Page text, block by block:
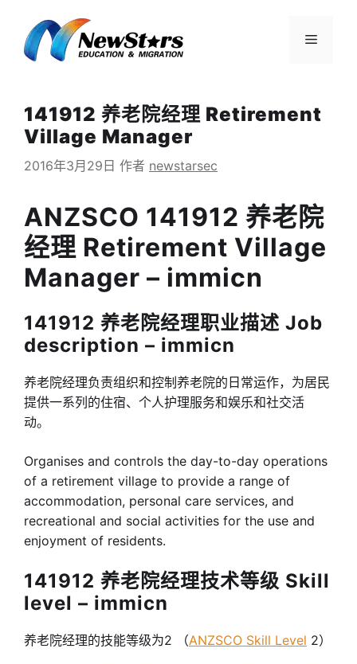
菜
141912 养老院经理 Retirement
Village Manager
2016年3月29日 作者 newstarsec
ANZSCO 141912 养老院
经理 Retirement Village
Manager – immicn
141912 养老院经理职业描述 Job
description – immicn
养老院经理负责组织和控制养老院的日常运作，为居民
提供一系列的住宿、个人护理服务和娱乐和社交活
动。
Organises and controls the day-to-day operations
of a retirement village to provide a range of
accommodation, personal care services, and
recreational and social activities for the use and
enjoyment of residents.
141912 养老院经理技术等级 Skill
level – immicn
养老院经理的技能等级为2 （ANZSCO Skill Level 2）